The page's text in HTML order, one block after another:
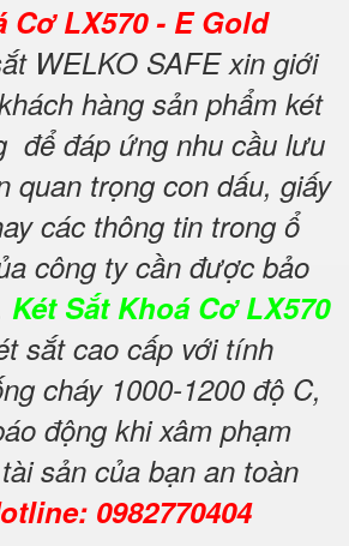
Cơ LX570 - E Gold
WELKO SAFE xin giới
hàng sản phẩm két
để đáp ứng nhu cầu lưu
quan trọng con dấu, giấy
các thông tin trong ổ
công ty cần được bảo
Két Sắt Khoá Cơ LX570
sắt cao cấp với tính
cháy 1000-1200 độ C,
động khi xâm phạm
sản của bạn an toàn
0982770404